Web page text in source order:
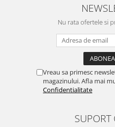
Nu rata ofertele si
Vreau sa primesc
magazinului. Afla mai
Confidentialitate
SUPORT